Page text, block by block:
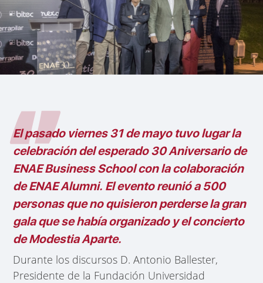
El pasado viernes 31 de mayo tuvo lugar la
celebración del esperado 30 Aniversario de
ENAE Business School con la colaboración
de ENAE Alumni. El evento reunió a 500
personas que no quisieron perderse la gran
gala que se había organizado y el concierto
de Modestia Aparte.
Durante los discursos D. Antonio Ballester,
Presidente de la Fundación Universidad